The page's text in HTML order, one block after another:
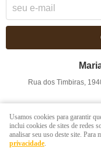
Rua dos Timbiras,
LOJA VIRTUAL
Usamos cookies para garantir
inclui cookies de sites de redes
analisar seu uso deste site. Para
privacidade.